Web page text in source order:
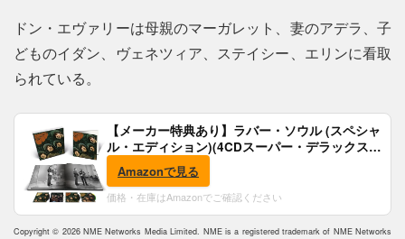
ドン・エヴァリーは母親のマーガレット、妻のアデラ、子
どものイダン、ヴェネツィア、ステイシー、エリンに看取
られている。
【メーカー特典あり】ラバー・ソウル (スペシャ
ル・エディション)(4CDスーパー・デラックス)
(完全生産限定盤)(SHM-CD)(特典:B2ポスター付)
Amazonで見る
価格・在庫はAmazonでご確認ください
Copyright © 2026 NME Networks Media Limited. NME is a registered trademark of NME Networks